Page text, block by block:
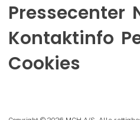
Pressecenter
Kontaktinfo
Cookies